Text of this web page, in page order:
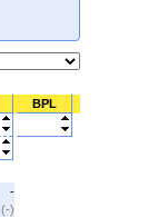
BPL
-
(-)